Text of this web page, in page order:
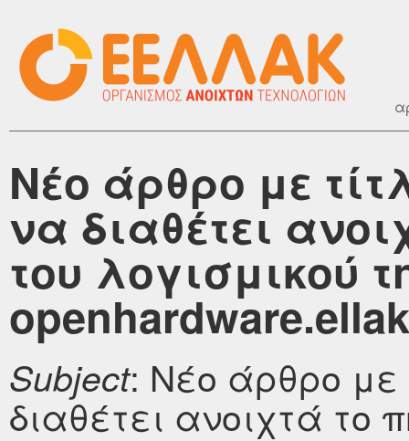
Νέο άρθρο με
να διαθέτει
του λογισμικού
Subject: Νέο άρθρο με
διαθέτει ανοιχτά το